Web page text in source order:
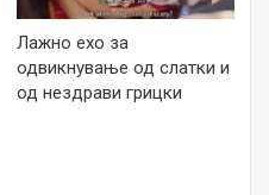
Лажно ехо за
одвикнување од слатки и
од нездрави грицки